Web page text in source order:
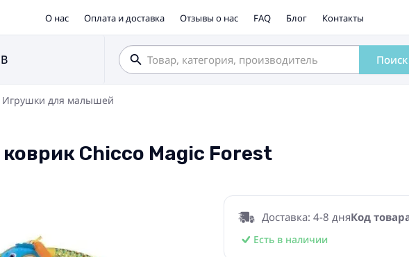
О нас Оплата и доставка Отзывы о нас FAQ Блог Контакты
Поиск
Игрушки для малышей
Chicco Magic Forest
Доставка: 4-8 дняКод
Есть в наличии